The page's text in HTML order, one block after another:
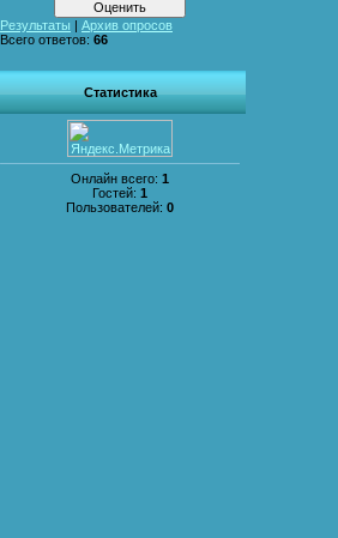
Результаты | Архив опросов
Всего ответов: 66
Статистика
Онлайн всего: 1
Гостей: 1
Пользователей: 0